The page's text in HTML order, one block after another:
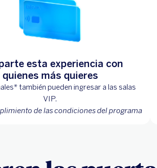
esta experiencia con
quienes más quieres
también pueden ingresar a las salas
VIP.
de las condiciones del programa